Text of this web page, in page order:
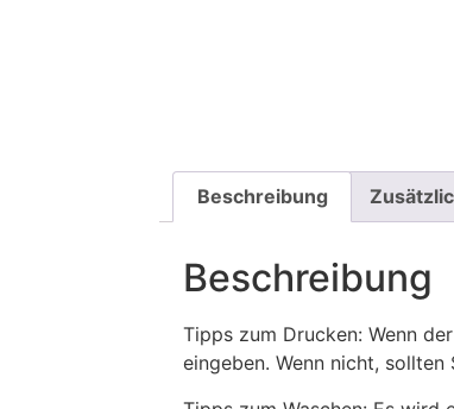
Beschreibung
Beschreibung
Tipps zum Drucken: Wenn
eingeben. Wenn nicht, sollten